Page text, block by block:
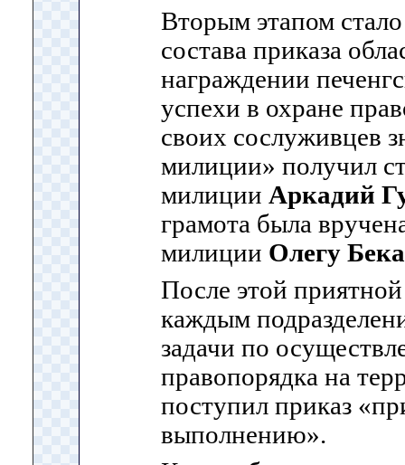
Вторым этапом
состава приказа
награждении
успехи в охране
своих сослуживцев
милиции» получил
милиции Аркадий
грамота была
милиции Олегу
После этой
каждым
задачи по
правопорядка на
поступил приказ
выполнению».